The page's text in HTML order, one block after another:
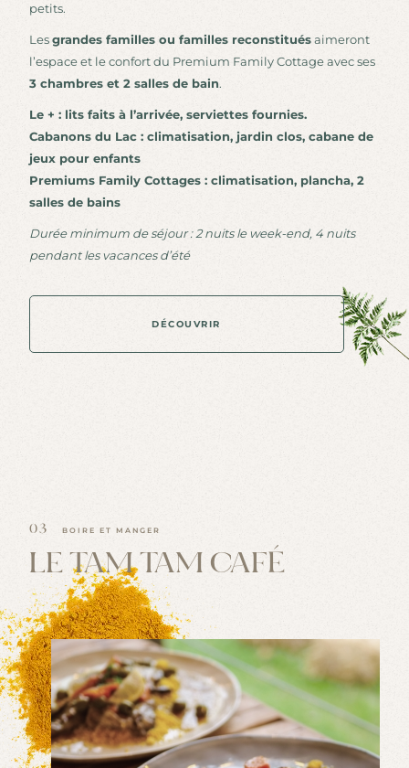
petits.
Lesgrandes familles ou familles reconstituésaimeront
l’espace et le confort du Premium Family Cottage avec ses
3 chambres et 2 salles de bain.
Le + : lits faits à l’arrivée, serviettes fournies.
Cabanons du Lac : climatisation, jardin clos, cabane de
jeux pour enfants
Premiums Family Cottages : climatisation, plancha, 2
salles de bains
Durée minimum de séjour : 2 nuits le week-end, 4 nuits
pendant les vacances d’été
DÉCOUVRIR
03 BOIRE ET MANGER
LE TAM TAM CAFÉ